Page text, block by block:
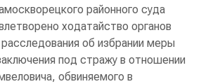
районного суда
ходатайство органов
об избрании меры
под стражу в отношении
обвиняемого в